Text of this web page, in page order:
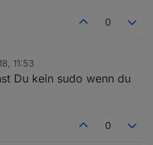
0
11:53
Du kein sudo wenn du
0